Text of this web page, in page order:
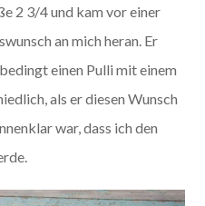
2 3/4 und kam vor einer
an mich heran. Er
einen Pulli mit einem
als er diesen Wunsch
war, dass ich den